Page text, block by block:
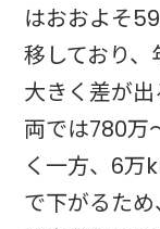
はおおよそ
移しており
大きく差が
両では780万
く一方、6万
で下がるた